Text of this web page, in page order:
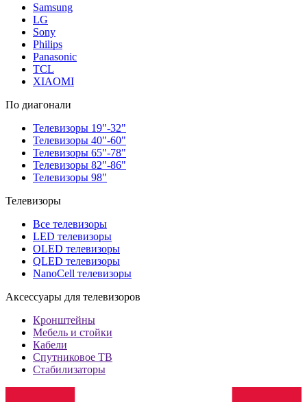
Samsung
LG
Sony
Philips
Panasonic
TCL
XIAOMI
По диагонали
Телевизоры 19"-32"
Телевизоры 40"-60"
Телевизоры 65"-78"
Телевизоры 82"-86"
Телевизоры 98"
Телевизоры
Все телевизоры
LED телевизоры
OLED телевизоры
QLED телевизоры
NanoCell телевизоры
Аксессуары для телевизоров
Кронштейны
Мебель и стойки
Кабели
Спутниковое ТВ
Стабилизаторы